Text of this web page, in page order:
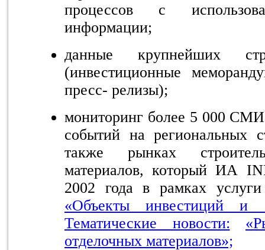
процессов с
информации;
данные крупнейших
(инвестиционные
пресс- релизы);
мониторинг более 5 000
событий на региональных
также рынках
материалов, который ИА
2002 года в рамках
«Объекты инвестиций и
Тематические новости:
отделочных материалов»;